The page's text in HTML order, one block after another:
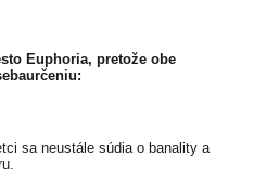
Euphoria, pretože obe
sa neustále súdia o banality a